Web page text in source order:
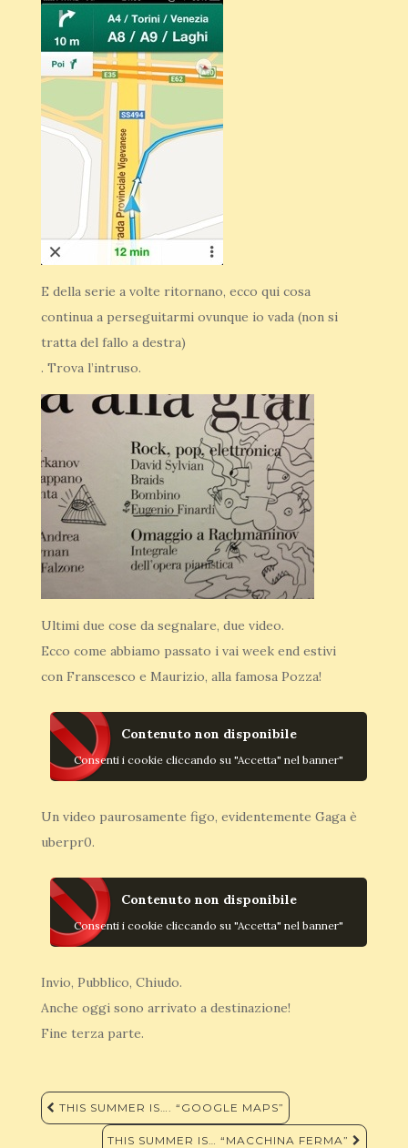
E della serie a volte ritornano, ecco qui cosa
continua a perseguitarmi ovunque io vada (non si
tratta del fallo a destra)
. Trova l’intruso.
Ultimi due cose da segnalare, due video.
Ecco come abbiamo passato i vai week end estivi
con Franscesco e Maurizio, alla famosa Pozza!
Contenuto non disponibile
Consenti i cookie cliccando su "Accetta" nel banner"
Un video paurosamente figo, evidentemente Gaga è
uberpr0.
Contenuto non disponibile
Consenti i cookie cliccando su "Accetta" nel banner"
Invio, Pubblico, Chiudo.
Anche oggi sono arrivato a destinazione!
Fine terza parte.
Navigazione
articoli
THIS SUMMER IS…. “GOOGLE MAPS”
THIS SUMMER IS… “MACCHINA FERMA”